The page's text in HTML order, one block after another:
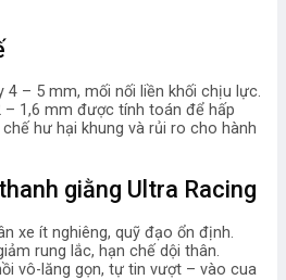
4 – 5 mm, mối nối liền khối chịu lực.
– 1,6 mm được tính toán để hấp
hư hại khung và rủi ro cho hành
giằng Ultra Racing
xe ít nghiêng, quỹ đạo ổn định.
rung lắc, hạn chế dội thân.
vô-lăng gọn, tự tin vượt – vào cua